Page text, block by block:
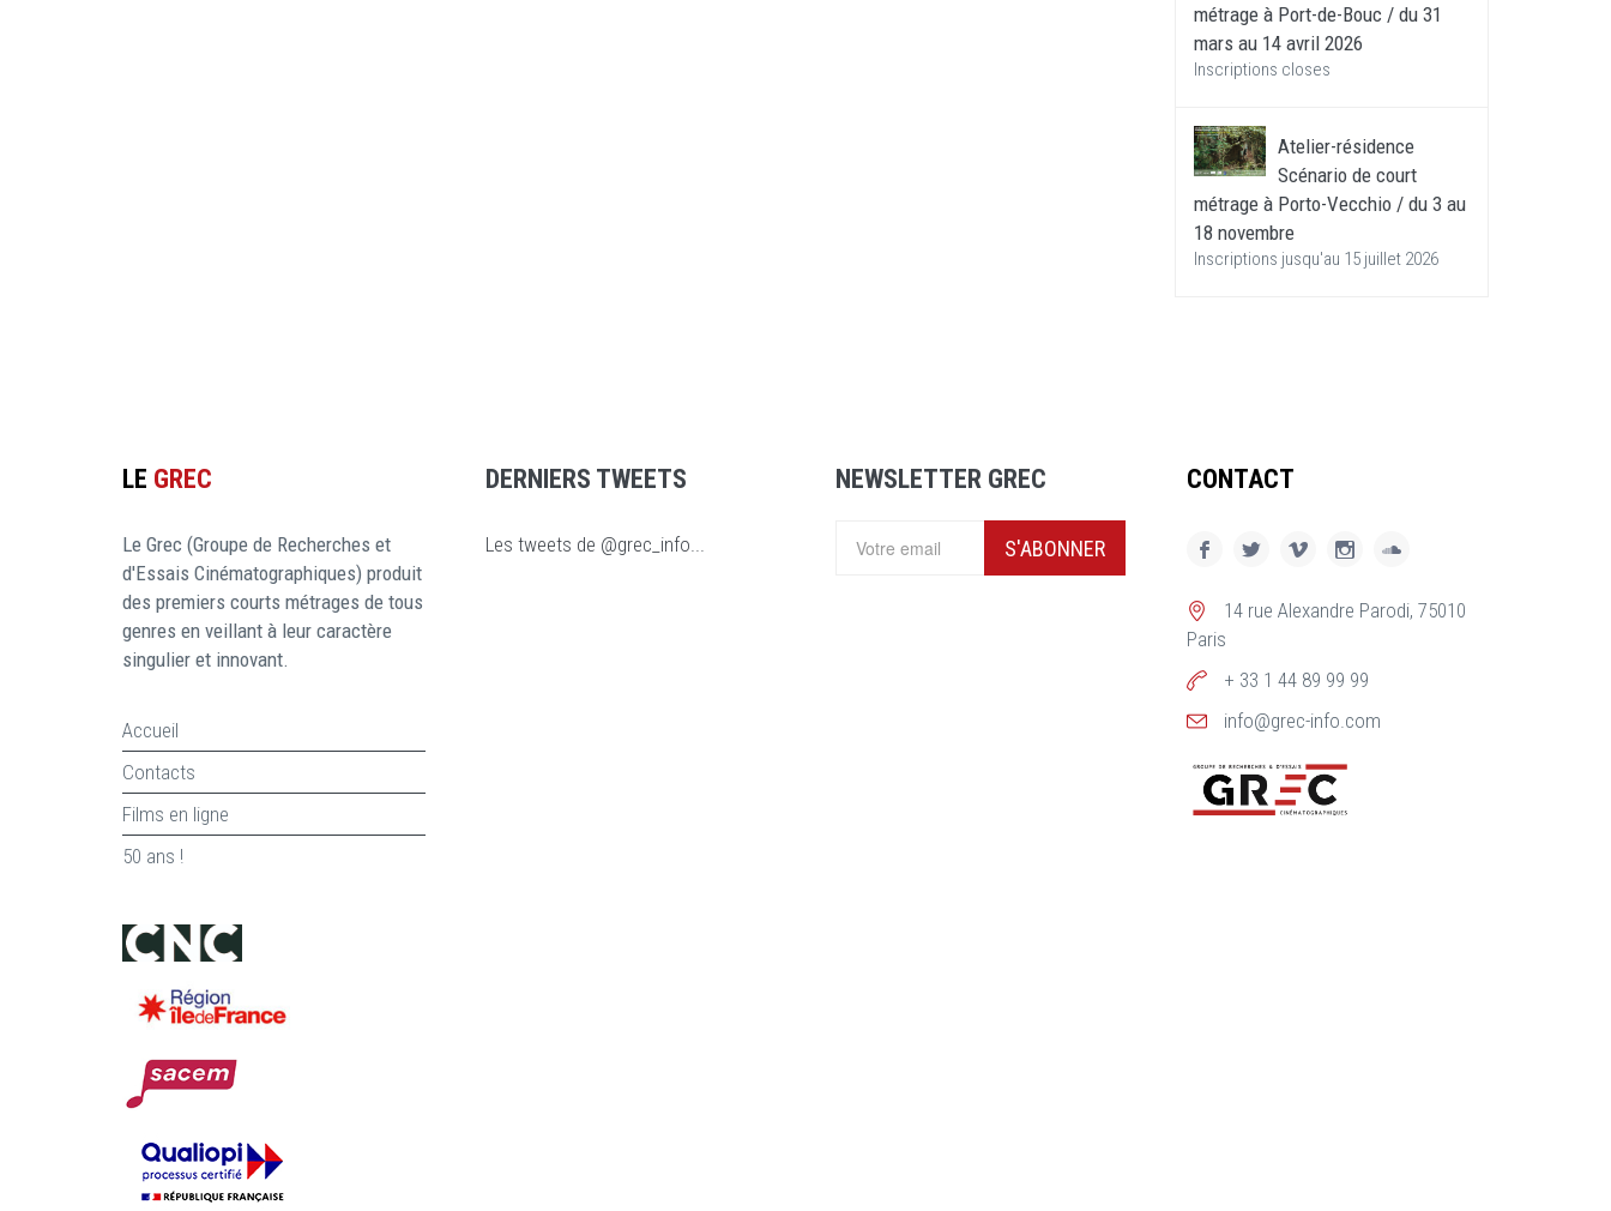
métrage à Port-de-Bouc / du 31
mars au 14 avril 2026
Inscriptions closes
Atelier-résidence
Scénario de court
métrage à Porto-Vecchio / du 3 au
18 novembre
Inscriptions jusqu'au 15 juillet 2026
LE GREC
Le Grec (Groupe de Recherches et
d'Essais Cinématographiques) produit
des premiers courts métrages de tous
genres en veillant à leur caractère
singulier et innovant.
Accueil
Contacts
Films en ligne
50 ans !
DERNIERS TWEETS
Les tweets de @grec_info...
NEWSLETTER GREC
S'ABONNER
CONTACT
14 rue Alexandre Parodi, 75010
Paris
+ 33 1 44 89 99 99
info@grec-info.com